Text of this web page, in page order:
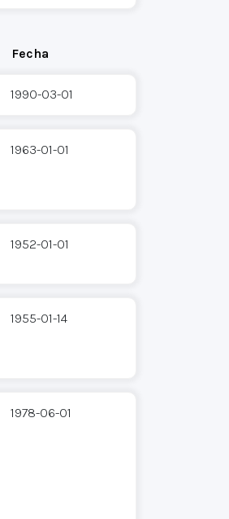
Fecha
1990-03-01
1963-01-01
1952-01-01
1955-01-14
1978-06-01